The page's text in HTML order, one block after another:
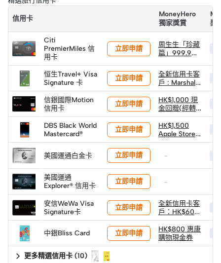
信用卡
MoneyHero
獨家獎賞
獎
Citi
PremierMiles 信
用卡
立即申請
周生生「珍藏
篇」999.9黃
2件 (限量100
件)
恒生Travel+ Visa
Signature 卡
立即申請
全新信用卡客
戶 : Marshall
Willen II 小型
無線便攜喇叭
(價值
HK$999)
信銀國際Motion
信用卡
立即申請
HK$1,000 現
金回贈(經轉
數快)
DBS Black World
Mastercard®
立即申請
HK$1,500
Apple Store
禮品卡
美國運通白金卡 立即申請 -
美國運通
Explorer® 信用卡
立即申請 -
安信WeWa Visa
Signature卡
立即申請
全新信用卡客
戶：HK$600
獨家迎新禮遇
中銀Bliss Card 立即申請
HK$800 惠康
購物現金券
更多精選信用卡 (10)